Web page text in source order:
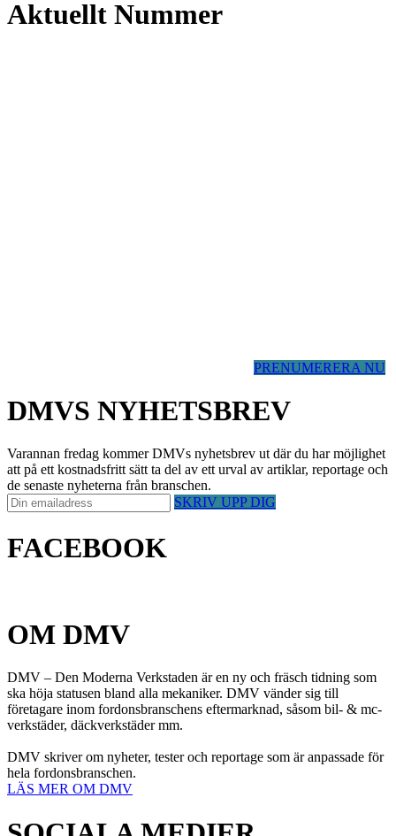
Aktuellt Nummer
PRENUMERERA NU
DMVS NYHETSBREV
Varannan fredag kommer DMVs nyhetsbrev ut där du har möjlighet
att på ett kostnadsfritt sätt ta del av ett urval av artiklar, reportage och
de senaste nyheterna från branschen.
SKRIV UPP DIG
FACEBOOK
OM DMV
DMV – Den Moderna Verkstaden är en ny och fräsch tidning som
ska höja statusen bland alla mekaniker. DMV vänder sig till
företagare inom fordonsbranschens eftermarknad, såsom bil- & mc-
verkstäder, däckverkstäder mm.
DMV skriver om nyheter, tester och reportage som är anpassade för
hela fordonsbranschen.
LÄS MER OM DMV